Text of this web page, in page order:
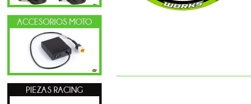
ACCESORIOS MOTO
PIEZAS RACING